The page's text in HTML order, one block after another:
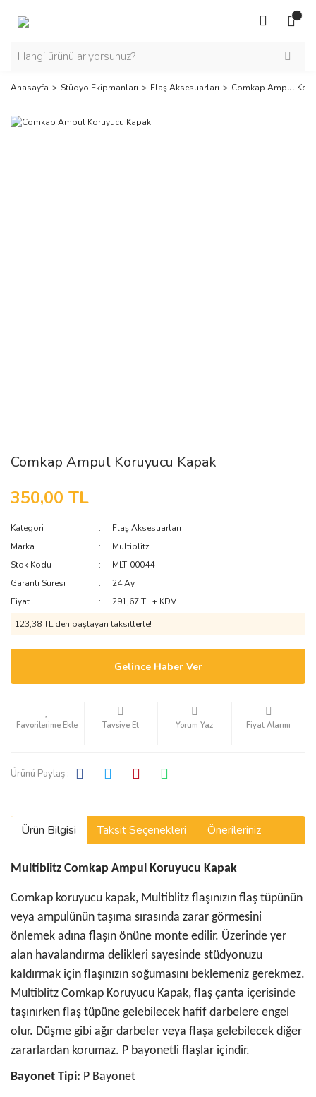
Anasayfa Stüdyo Ekipmanları Flaş Aksesuarları Comkap Ampul
Comkap Ampul Koruyucu Kapak
350,00 TL
Kategori
Flaş Aksesuarları
Marka
Multiblitz
Stok Kodu
MLT-00044
Garanti Süresi
24 Ay
Fiyat
291,67 TL + KDV
123,38 TL den başlayan taksitlerle!
Gelince Haber Ver
Tavsiye Et Yorum Yaz Fiyat Alarmı
Ürünü Paylaş :
Ürün Bilgisi Taksit Seçenekleri Önerileriniz
Multiblitz Comkap Ampul Koruyucu Kapak
Comkap koruyucu kapak, Multiblitz flaşınızın flaş tüpünün
veya ampulünün taşıma sırasında zarar görmesini
önlemek adına flaşın önüne monte edilir. Üzerinde yer
alan havalandırma delikleri sayesinde stüdyonuzu
kaldırmak için flaşınızın soğumasını beklemeniz gerekmez.
Multiblitz Comkap Koruyucu Kapak, flaş çanta içerisinde
taşınırken flaş tüpüne gelebilecek hafif darbelere engel
olur. Düşme gibi ağır darbeler veya flaşa gelebilecek diğer
zararlardan korumaz. P bayonetli flaşlar içindir.
Bayonet Tipi: P Bayonet